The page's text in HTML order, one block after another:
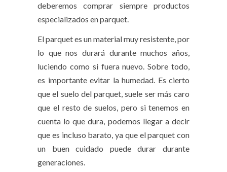
deberemos comprar siempre productos
especializados en parquet.
El parquet es un material muy resistente, por
lo que nos durará durante muchos años,
luciendo como si fuera nuevo. Sobre todo,
es importante evitar la humedad. Es cierto
que el suelo del parquet, suele ser más caro
que el resto de suelos, pero si tenemos en
cuenta lo que dura, podemos llegar a decir
que es incluso barato, ya que el parquet con
un buen cuidado puede durar durante
generaciones.